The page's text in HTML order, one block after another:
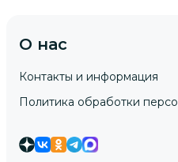
О нас
Контакты и информация
Политика обработки